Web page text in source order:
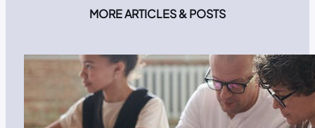
MORE ARTICLES & POSTS